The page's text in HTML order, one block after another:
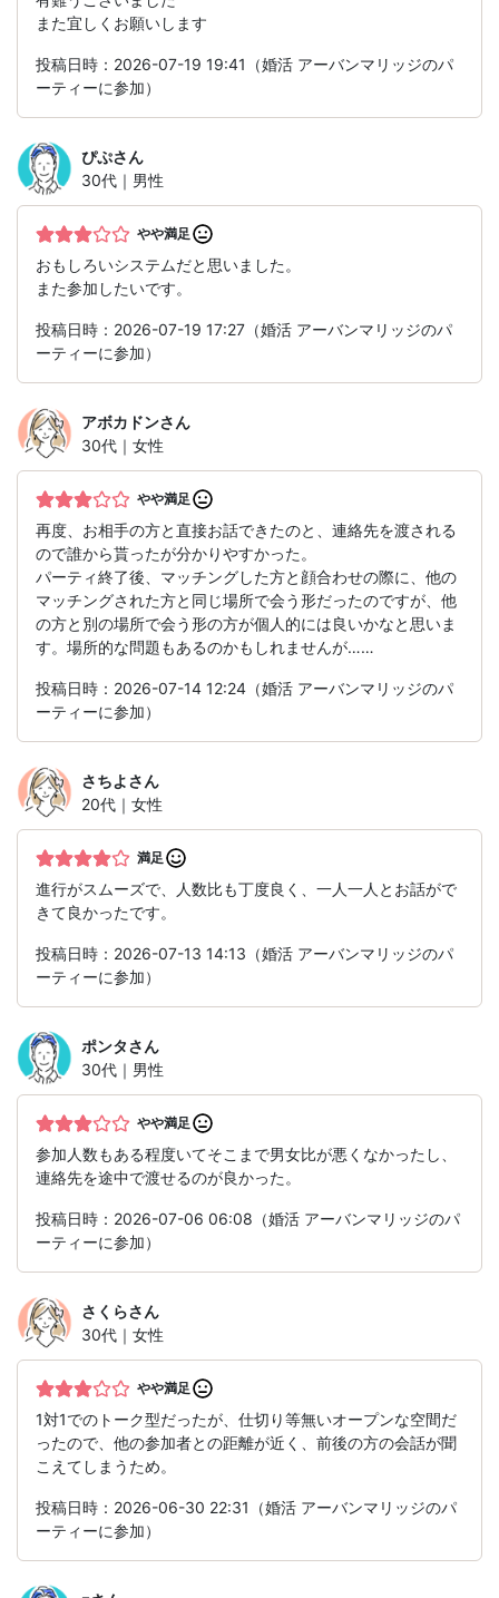
また宜しくお願いします
投稿日時：2026-07-19 19:41（婚活 アーバンマリッジのパ
ーティーに参加）
ぴぷさん
30代｜男性
やや満足
おもしろいシステムだと思いました。
また参加したいです。
投稿日時：2026-07-19 17:27（婚活 アーバンマリッジのパ
ーティーに参加）
アボカドンさん
30代｜女性
やや満足
再度、お相手の方と直接お話できたのと、連絡先を渡される
ので誰から貰ったが分かりやすかった。
パーティ終了後、マッチングした方と顔合わせの際に、他の
マッチングされた方と同じ場所で会う形だったのですが、他
の方と別の場所で会う形の方が個人的には良いかなと思いま
す。場所的な問題もあるのかもしれませんが……
投稿日時：2026-07-14 12:24（婚活 アーバンマリッジのパ
ーティーに参加）
さちよさん
20代｜女性
満足
進行がスムーズで、人数比も丁度良く、一人一人とお話がで
きて良かったです。
投稿日時：2026-07-13 14:13（婚活 アーバンマリッジのパ
ーティーに参加）
ポンタさん
30代｜男性
やや満足
参加人数もある程度いてそこまで男女比が悪くなかったし、
連絡先を途中で渡せるのが良かった。
投稿日時：2026-07-06 06:08（婚活 アーバンマリッジのパ
ーティーに参加）
さくらさん
30代｜女性
やや満足
1対1でのトーク型だったが、仕切り等無いオープンな空間だ
ったので、他の参加者との距離が近く、前後の方の会話が聞
こえてしまうため。
投稿日時：2026-06-30 22:31（婚活 アーバンマリッジのパ
ーティーに参加）